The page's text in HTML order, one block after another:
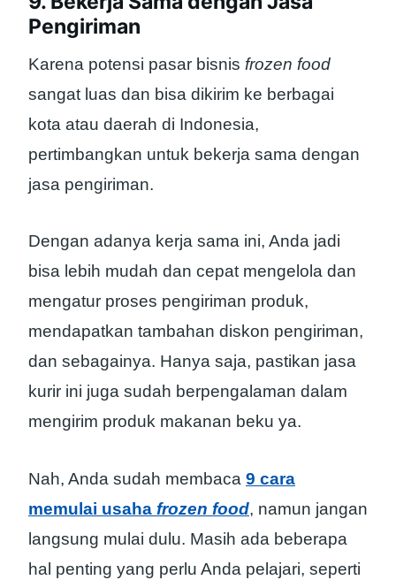
Pengiriman
Karena potensi pasar bisnis frozen food
sangat luas dan bisa dikirim ke berbagai
kota atau daerah di Indonesia,
pertimbangkan untuk bekerja sama dengan
jasa pengiriman.
Dengan adanya kerja sama ini, Anda jadi
bisa lebih mudah dan cepat mengelola dan
mengatur proses pengiriman produk,
mendapatkan tambahan diskon pengiriman,
dan sebagainya. Hanya saja, pastikan jasa
kurir ini juga sudah berpengalaman dalam
mengirim produk makanan beku ya.
Nah, Anda sudah membaca 9 cara
memulai usaha frozen food, namun jangan
langsung mulai dulu. Masih ada beberapa
hal penting yang perlu Anda pelajari, seperti